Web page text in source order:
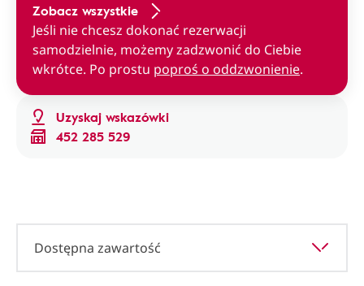
Uzyskaj wskazówki
452 285 529
Zobacz wszystkie
Jeśli nie chcesz dokonać rezerwacji
samodzielnie, możemy zadzwonić do Ciebie
wkrótce. Po prostu poproś o oddzwonienie.
Dostępna zawartość